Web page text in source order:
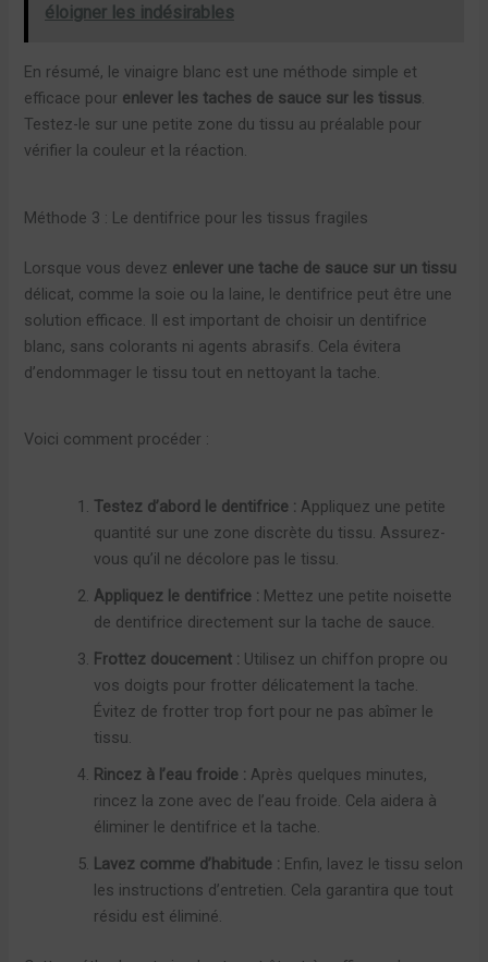
éloigner les indésirables
En résumé, le vinaigre blanc est une méthode simple et
efficace pour enlever les taches de sauce sur les tissus.
Testez-le sur une petite zone du tissu au préalable pour
vérifier la couleur et la réaction.
Méthode 3 : Le dentifrice pour les tissus fragiles
Lorsque vous devez enlever une tache de sauce sur un tissu
délicat, comme la soie ou la laine, le dentifrice peut être une
solution efficace. Il est important de choisir un dentifrice
blanc, sans colorants ni agents abrasifs. Cela évitera
d’endommager le tissu tout en nettoyant la tache.
Voici comment procéder :
Testez d’abord le dentifrice : Appliquez une petite
quantité sur une zone discrète du tissu. Assurez-
vous qu’il ne décolore pas le tissu.
Appliquez le dentifrice : Mettez une petite noisette
de dentifrice directement sur la tache de sauce.
Frottez doucement : Utilisez un chiffon propre ou
vos doigts pour frotter délicatement la tache.
Évitez de frotter trop fort pour ne pas abîmer le
tissu.
Rincez à l’eau froide : Après quelques minutes,
rincez la zone avec de l’eau froide. Cela aidera à
éliminer le dentifrice et la tache.
Lavez comme d’habitude : Enfin, lavez le tissu selon
les instructions d’entretien. Cela garantira que tout
résidu est éliminé.